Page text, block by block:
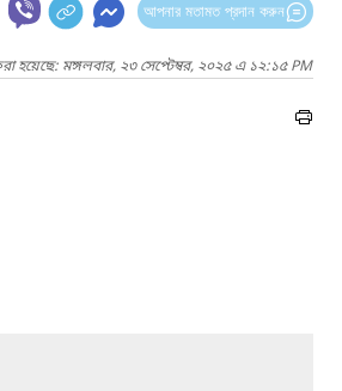
আপনার মতামত প্রদান করুন
হয়েছে: মঙ্গলবার, ২৩ সেপ্টেম্বর, ২০২৫ এ ১২:১৫ PM